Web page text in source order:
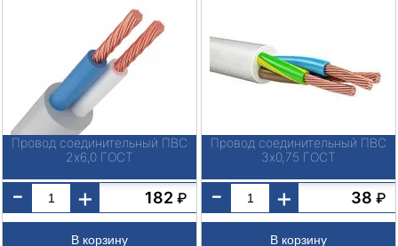
Провод соединительный ПВС
2х6,0 ГОСТ
- + 182 ₽
Провод соединительный ПВС
3х0,75 ГОСТ
- + 38 ₽